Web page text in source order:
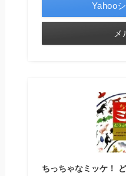
Yahoo
メ
ちっちゃなミッケ！